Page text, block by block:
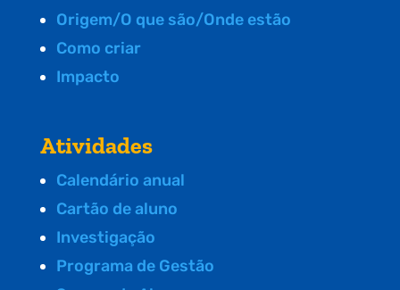
Origem/O que são/Onde estão
Como criar
Impacto
Atividades
Calendário anual
Cartão de aluno
Investigação
Programa de Gestão